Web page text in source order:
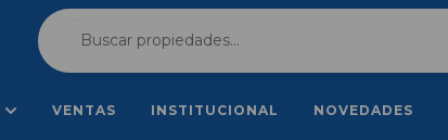
VENTAS INSTITUCIONAL NOVEDADES